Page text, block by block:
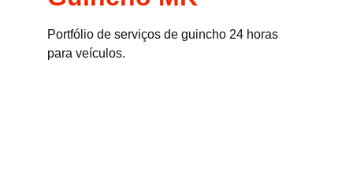
Portfólio de serviços de guincho 24 horas
para veículos.